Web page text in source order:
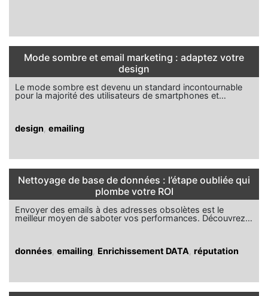
Mode sombre et email marketing : adaptez votre
design
Le mode sombre est devenu un standard incontournable
pour la majorité des utilisateurs de smartphones et…
design emailing
Nettoyage de base de données : l’étape oubliée qui
plombe votre ROI
Envoyer des emails à des adresses obsolètes est le
meilleur moyen de saboter vos performances. Découvrez…
données emailing Enrichissement DATA réputation